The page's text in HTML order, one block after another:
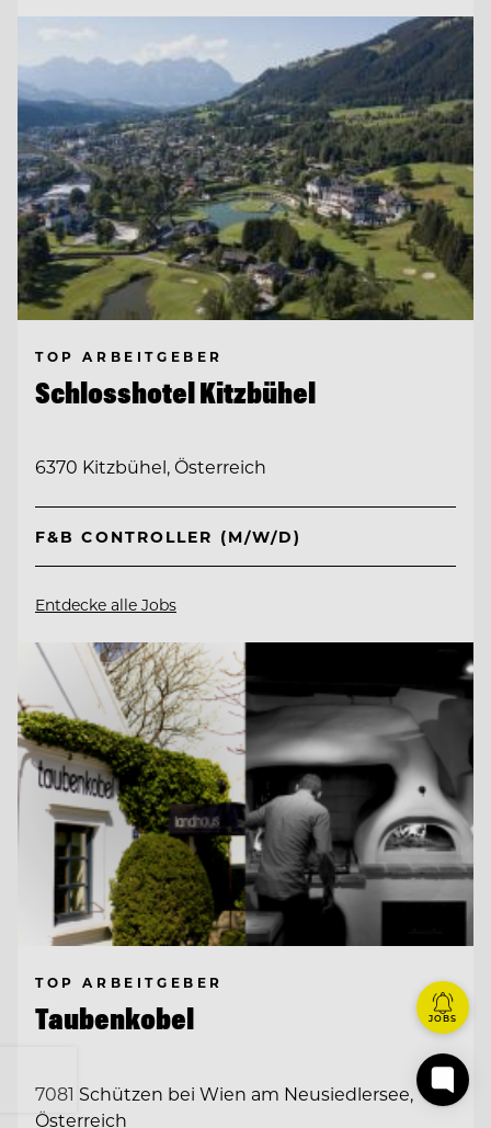
TOP ARBEITGEBER
Schlosshotel Kitzbühel
6370 Kitzbühel, Österreich
F&B CONTROLLER (M/W/D)
Entdecke alle Jobs
TOP ARBEITGEBER
Taubenkobel
7081 Schützen bei Wien am Neusiedlersee,
Österreich
JOBS